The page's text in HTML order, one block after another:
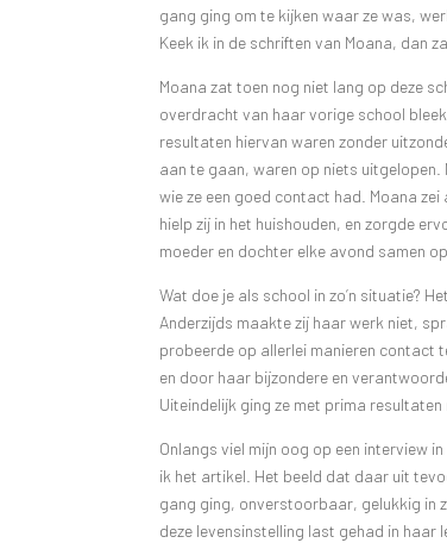
gang ging om te kijken waar ze was,
Keek ik in de schriften van Moana, dan
Moana zat toen nog niet lang op deze
overdracht van haar vorige school
resultaten hiervan waren zonder
aan te gaan, waren op niets uitgelopen.
wie ze een goed contact had. Moana
hielp zij in het huishouden, en zorgde
moeder en dochter elke avond samen
Wat doe je als school in zo’n situatie?
Anderzijds maakte zij haar werk niet,
probeerde op allerlei manieren contact
en door haar bijzondere en
Uiteindelijk ging ze met prima resultaten
Onlangs viel mijn oog op een interview
ik het artikel. Het beeld dat daar uit
gang ging, onverstoorbaar, gelukkig in
deze levensinstelling last gehad in haar